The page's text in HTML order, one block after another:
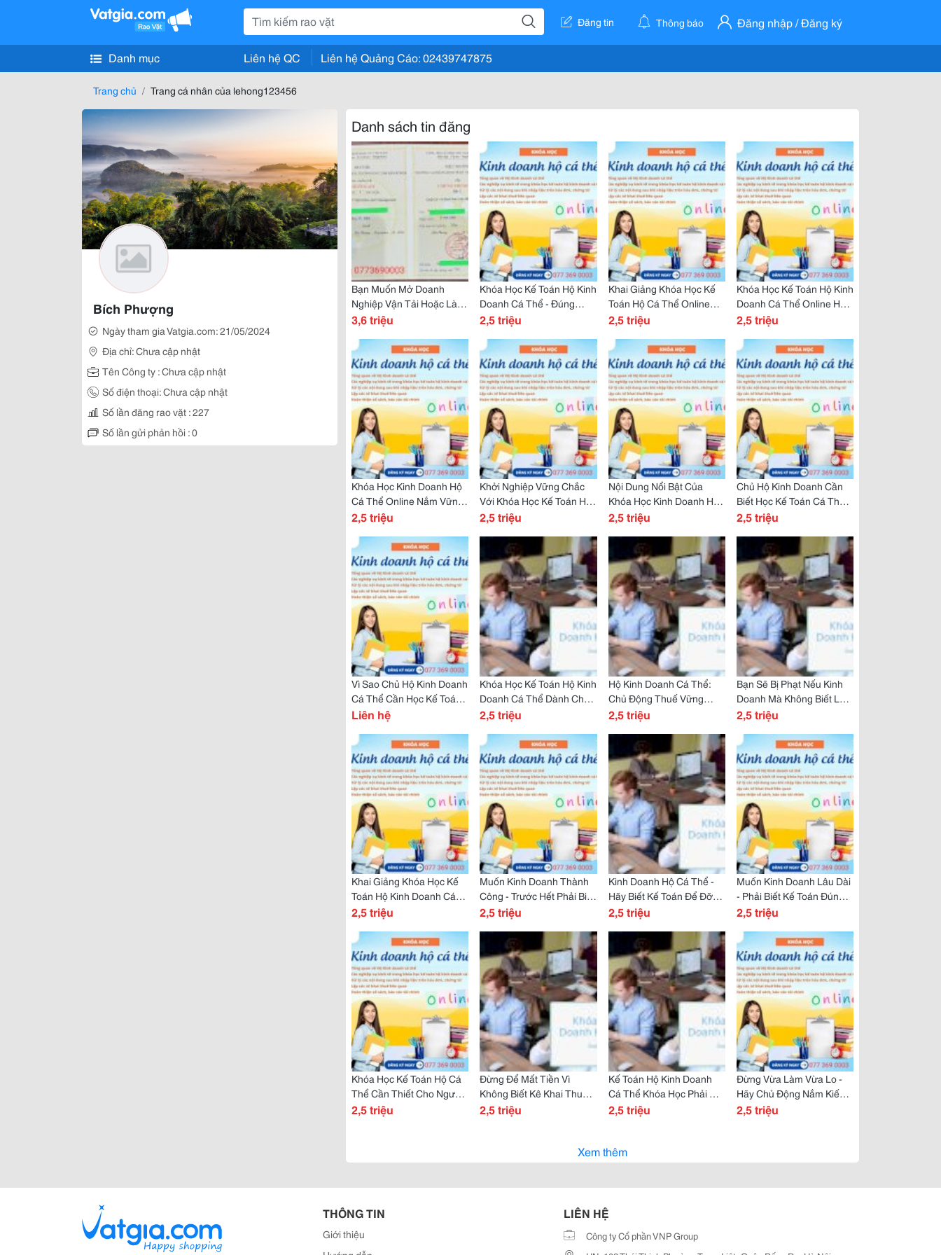
Đăng tin Thông báo Đăng nhập / Đăng ký
Danh mục Liên hệ QC Liên hệ Quảng Cáo: 02439747875
Trang chủ Trang cá nhân của lehong123456
Bích Phượng
Ngày tham gia Vatgia.com: 21/05/2024
Địa chỉ: Chưa cập nhật
Tên Công ty : Chưa cập nhật
Số điện thoại: Chưa cập nhật
Số lần đăng rao vặt : 227
Số lần gửi phản hồi : 0
Danh sách tin đăng
Bạn Muốn Mở Doanh
Nghiệp Vận Tải Hoặc Làm
Điều Hành?
3,6 triệu
Khóa Học Kế Toán Hộ Kinh
Doanh Cá Thể - Đúng
Chuẩn, Đúng Giá, Đúng
2,5 triệu
Khai Giảng Khóa Học Kế
Toán Hộ Cá Thể Online
Nắm Bắt Cơ Hội Kinh
2,5 triệu
Khóa Học Kế Toán Hộ Kinh
Doanh Cá Thể Online Học
Tối, Lấy Chứng Chỉ Toàn
2,5 triệu
Khóa Học Kinh Doanh Hộ
Cá Thể Online Nắm Vững
Kế Toán, Tự Tin Phát
2,5 triệu
Khởi Nghiệp Vững Chắc
Với Khóa Học Kế Toán Hộ
Kinh Doanh Cá Thể Độc
2,5 triệu
Nội Dung Nổi Bật Của
Khóa Học Kinh Doanh Hộ
Cá Thể
2,5 triệu
Chủ Hộ Kinh Doanh Cần
Biết Học Kế Toán Cá Thể
Để Tránh Rủi Ro Thuế
2,5 triệu
Vì Sao Chủ Hộ Kinh Doanh
Cá Thể Cần Học Kế Toán?
Đừng Để Mất Tiền Oan Vì
Liên hệ
Khóa Học Kế Toán Hộ Kinh
Doanh Cá Thể Dành Cho
Người Mới Bắt Đầu
2,5 triệu
Hộ Kinh Doanh Cá Thể:
Chủ Động Thuế Vững
Vàng Kinh Doanh
2,5 triệu
Bạn Sẽ Bị Phạt Nếu Kinh
Doanh Mà Không Biết Làm
Thuế
2,5 triệu
Khai Giảng Khóa Học Kế
Toán Hộ Kinh Doanh Cá
Thể: Bí Quyết Quản Lý Tài
Người Khởi Nghiệp
2,5 triệu
Muốn Kinh Doanh Thành
Công - Trước Hết Phải Biết
Làm Kế Toán!
2,5 triệu
Kinh Doanh Hộ Cá Thể -
Hãy Biết Kế Toán Để Đỡ
&Quot;Đau Ví&Quot;!
2,5 triệu
Muốn Kinh Doanh Lâu Dài
- Phải Biết Kế Toán Đúng
Cách!
2,5 triệu
Khóa Học Kế Toán Hộ Cá
Thể Cần Thiết Cho Người
Kinh Doanh Nhỏ
2,5 triệu
Đừng Để Mất Tiền Vì
Không Biết Kê Khai Thuế!
Tham Gia Khóa Học Kế
2,5 triệu
Kế Toán Hộ Kinh Doanh
Cá Thể Khóa Học Phải Có
Cho Người Làm Chủ!
2,5 triệu
Đừng Vừa Làm Vừa Lo -
Hãy Chủ Động Nắm Kiến
Thức Kế Toán Ngay Từ
2,5 triệu
Xem thêm
THÔNG TIN
Giới thiệu
LIÊN HỆ
Công ty Cổ phần VNP Group